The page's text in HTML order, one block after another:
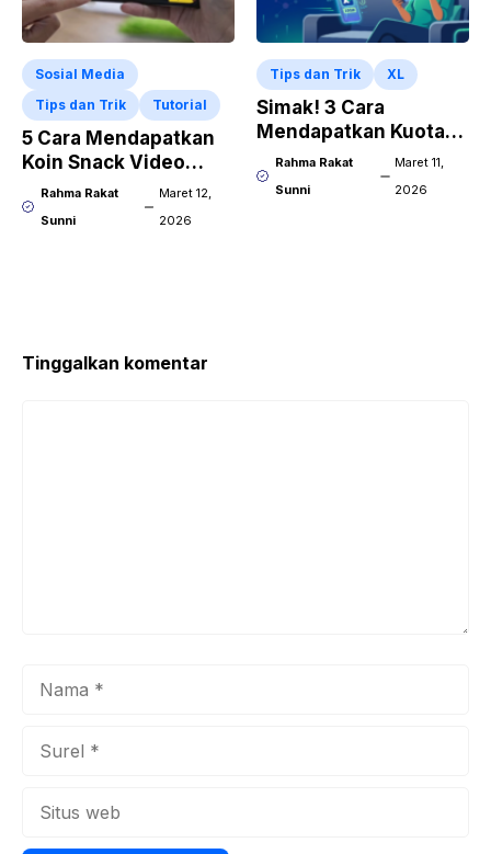
Sosial Media
Tips dan Trik
Tutorial
5 Cara Mendapatkan
Koin Snack Video
dengan Cepat!
Rahma Rakat
Sunni
Maret 12,
2026
Tips dan Trik XL
Simak! 3 Cara
Mendapatkan Kuota
Gratis XL Tanpa
Aplikasi
Rahma Rakat
Sunni
Maret 11,
2026
Tinggalkan komentar